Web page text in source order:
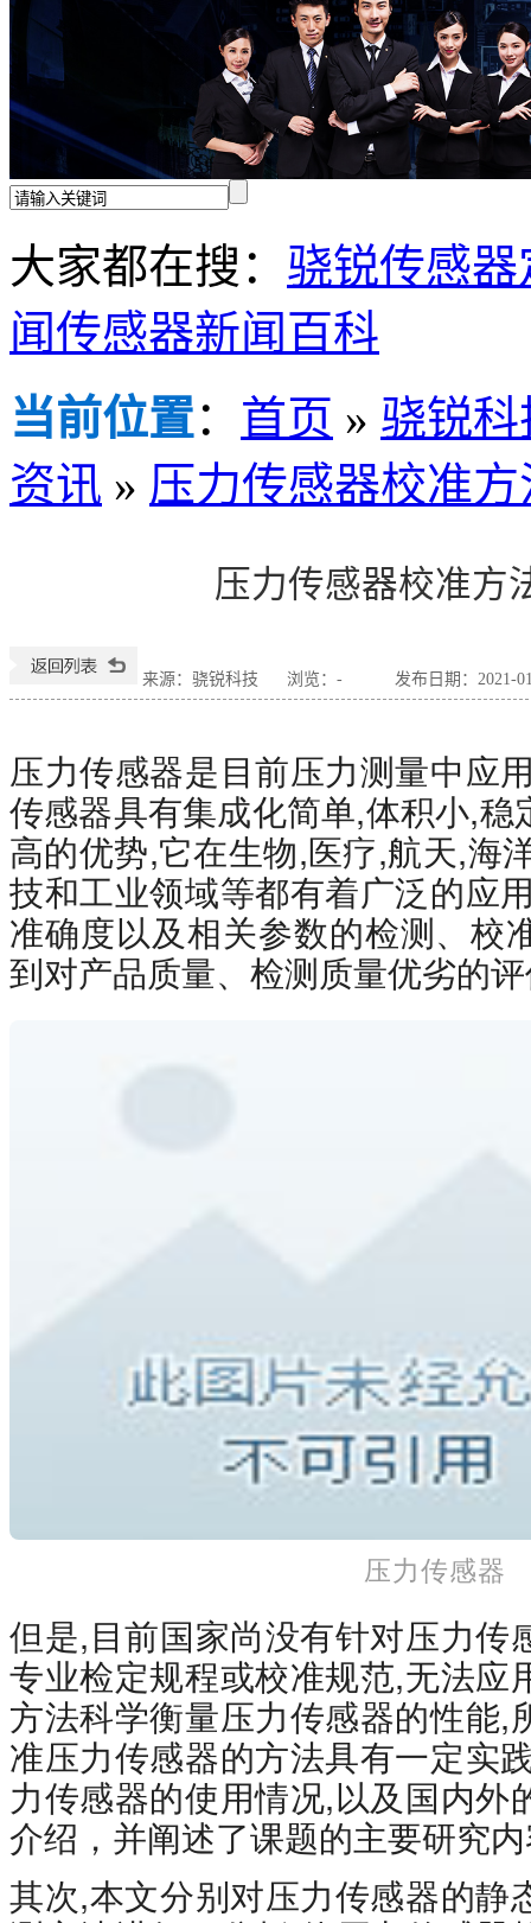
大家都在搜： 骁锐传感器
闻传感器新闻百科
当前位置： 首页 » 骁锐
资讯 » 压力传感器校准
压力传感器校准方
来源：骁锐科技 浏览： - 发布日期：2021-
压力传感器是目前压力测量中应
传感器具有集成化简单,体积小,
高的优势,它在生物,医疗,航天,海
技和工业领域等都有着广泛的应
准确度以及相关参数的检测、校
到对产品质量、检测质量优劣的
压力传感器
但是,目前国家尚没有针对压力传
专业检定规程或校准规范,无法应
方法科学衡量压力传感器的性能,
准压力传感器的方法具有一定实
力传感器的使用情况,以及国内外
介绍，并阐述了课题的主要研究
其次,本文分别对压力传感器的静